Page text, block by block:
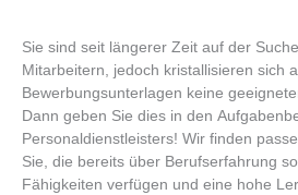
Sie sind seit längerer Zeit auf der
Mitarbeitern, jedoch kristallisieren sich
Bewerbungsunterlagen keine
Dann geben Sie dies in den
Personaldienstleisters! Wir finden
Sie, die bereits über Berufserfahrung
Fähigkeiten verfügen und eine hohe